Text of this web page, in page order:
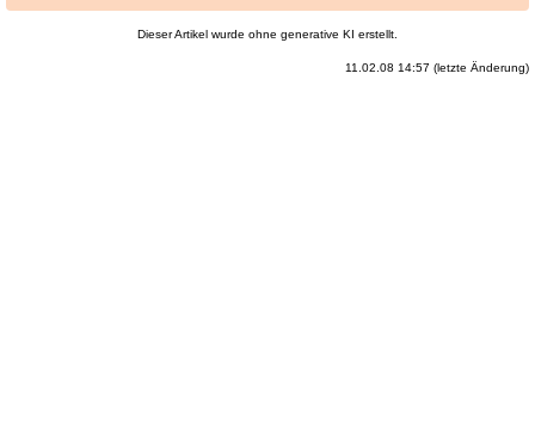
Dieser Artikel wurde ohne generative KI erstellt.
11.02.08 14:57 (letzte Änderung)